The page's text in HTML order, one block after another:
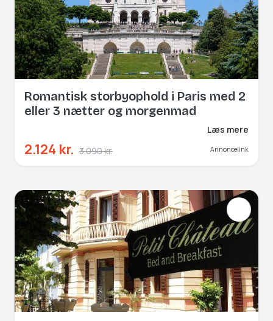
Romantisk storbyophold i Paris med 2
eller 3 nætter og morgenmad
Læs mere
2.124 kr. 3.090 kr. Annoncelink